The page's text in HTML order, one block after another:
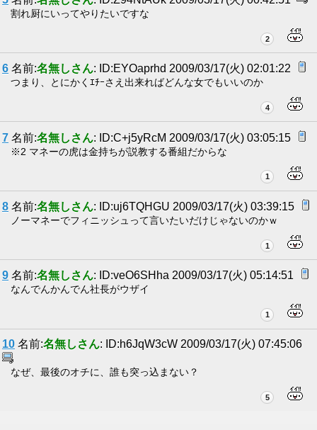
割れ厨にいってやりたいですな
2
6 名前:名無しさん: ID:EYOaprhd 2009/03/17(火) 02:01:22
つまり、とにかくｴﾁｰさえ出来ればどんな女でもいいのか
4
7 名前:名無しさん: ID:C+j5yRcM 2009/03/17(火) 03:05:15
※2 マネーの虎は金持ちが説教する番組だからな
1
8 名前:名無しさん: ID:uj6TQHGU 2009/03/17(火) 03:39:15
ノーマネーでフィニッシュって言いたいだけじゃないのかｗ
1
9 名前:名無しさん: ID:veO6SHha 2009/03/17(火) 05:14:51
なんでんかんでん社長がウザイ
1
10 名前:名無しさん: ID:h6JqW3cW 2009/03/17(火) 07:45:06
なぜ、最後のオチに、誰も突っ込まない？
5